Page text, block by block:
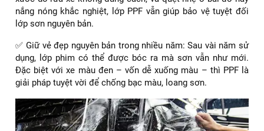
nắng nóng khắc nghiệt, lớp PPF vẫn giúp bảo vệ tuyệt đối
lớp sơn nguyên bản.
✅ Giữ vẻ đẹp nguyên bản trong nhiều năm: Sau vài năm sử
dụng, lớp phim có thể được bóc ra mà sơn vẫn như mới.
Đặc biệt với xe màu đen – vốn dễ xuống màu – thì PPF là
giải pháp tuyệt vời để chống bạc màu, loang sơn.